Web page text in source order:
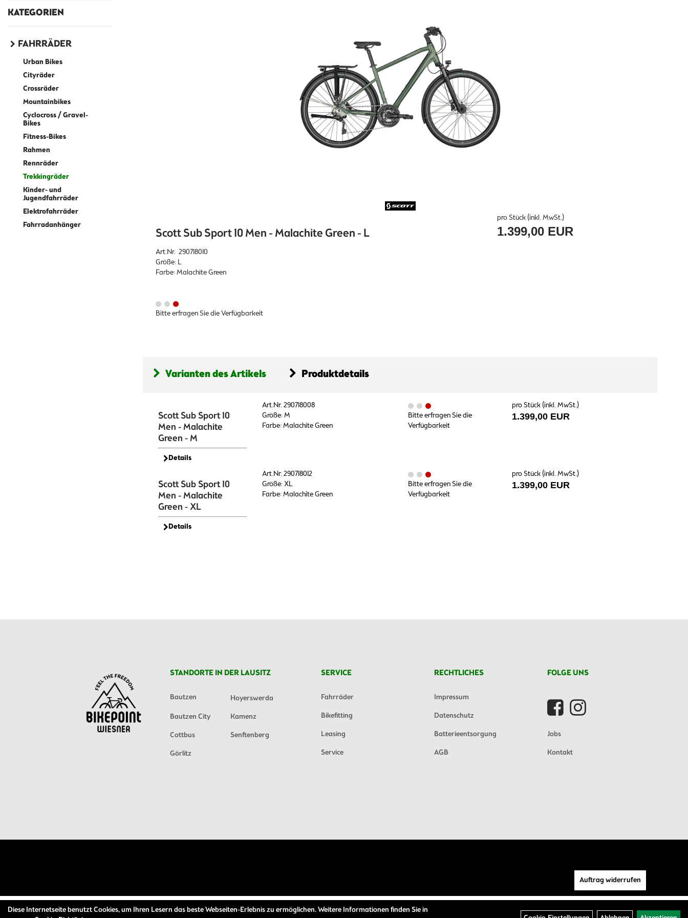
KATEGORIEN
FAHRRÄDER
Urban Bikes
Cityräder
Crossräder
Mountainbikes
Cyclocross / Gravel-
Bikes
Fitness-Bikes
Rahmen
Rennräder
Trekkingräder
Kinder- und
Jugendfahrräder
Elektrofahrräder
Fahrradanhänger
Scott Sub Sport 10 Men - Malachite Green - L
Art.Nr. 290718010
Größe: L
Farbe: Malachite Green
Bitte erfragen Sie die Verfügbarkeit
pro Stück (inkl. MwSt.)
1.399,00 EUR
Varianten des Artikels Produktdetails
Scott Sub Sport 10
Men - Malachite
Green - M
Details
Art.Nr. 290718008
Größe: M
Farbe: Malachite Green
Bitte erfragen Sie die
Verfügbarkeit
pro Stück (inkl. MwSt.)
1.399,00 EUR
Scott Sub Sport 10
Men - Malachite
Green - XL
Details
Art.Nr. 290718012
Größe: XL
Farbe: Malachite Green
Bitte erfragen Sie die
Verfügbarkeit
pro Stück (inkl. MwSt.)
1.399,00 EUR
STANDORTE IN DER LAUSITZ
Bautzen
Hoyerswerda
Bautzen City
Kamenz
Cottbus
Senftenberg
Görlitz
SERVICE
Fahrräder
Bikefitting
Leasing
Service
RECHTLICHES
Impressum
Datenschutz
Batterieentsorgung
AGB
FOLGE UNS
Jobs
Kontakt
Diese Internetseite benutzt Cookies, um Ihren Lesern das beste Webseiten-Erlebnis zu ermöglichen. Weitere Informationen finden Sie in
Auftrag widerrufen